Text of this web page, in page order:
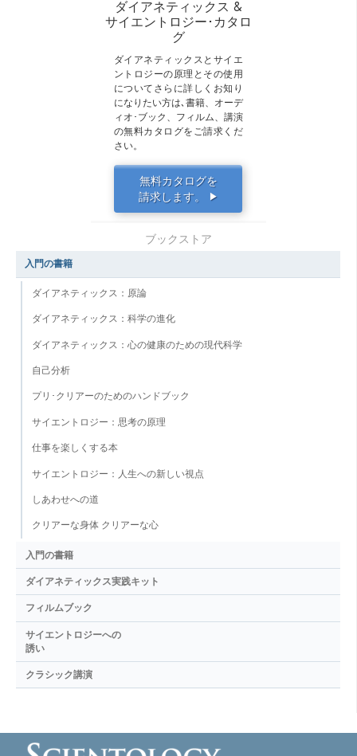
ダイアネティックス &
サイエントロジー･カタロ
グ
ダイアネティックスとサイエ
ントロジーの原理とその使用
についてさらに詳しくお知り
になりたい方は､書籍、オーデ
ィオ･ブック、フィルム、講演
の無料カタログをご請求くだ
さい。
無料カタログを
請求します。
▶
ブックストア
入門の書籍
ダイアネティックス：原論
ダイアネティックス：科学の進化
ダイアネティックス：心の健康のための現代科学
自己分析
プリ･クリアーのためのハンドブック
サイエントロジー：思考の原理
仕事を楽しくする本
サイエントロジー：人生への新しい視点
しあわせへの道
クリアーな身体 クリアーな心
入門の書籍
ダイアネティックス実践キット
フィルムブック
サイエントロジーへの
誘い
クラシック講演